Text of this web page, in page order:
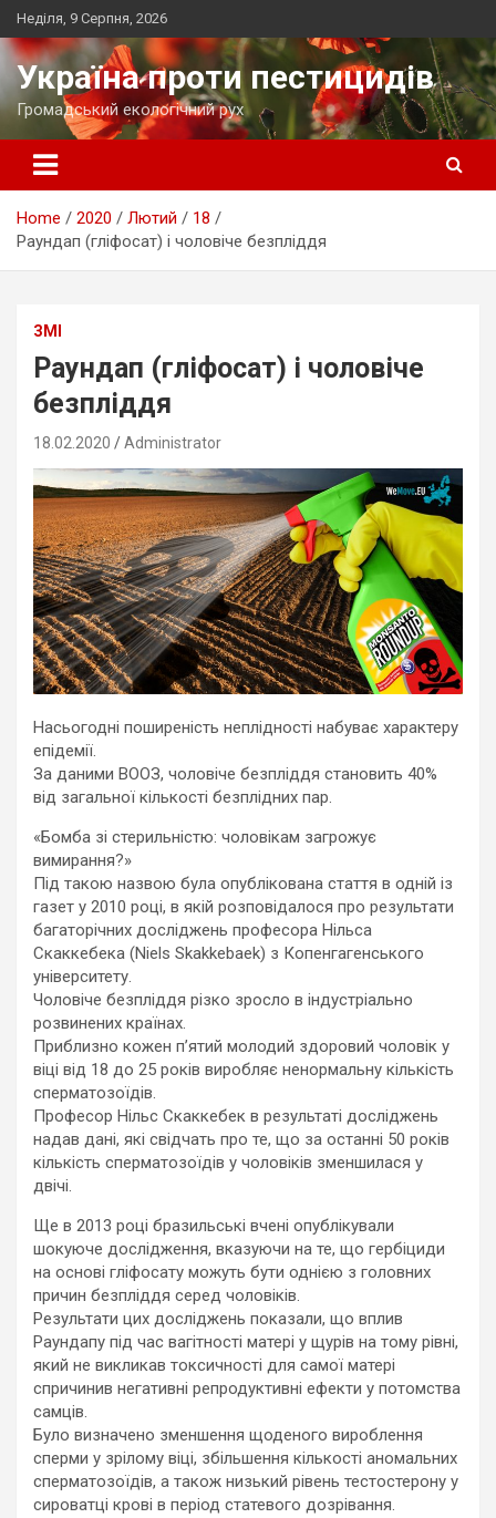
Skip
to
content
Неділя, 9 Серпня, 2026
Україна проти пестицидів
Громадський екологічний рух
Home 2020 Лютий
18
Раундап (гліфосат) і чоловіче безпліддя
ЗМІ
Раундап (гліфосат) і чоловіче
безпліддя
18.02.2020 Administrator
Насьогодні поширеність неплідності набуває характеру
епідемії.
За даними ВООЗ, чоловіче безпліддя становить 40%
від загальної кількості безплідних пар.
«Бомба зі стерильністю: чоловікам загрожує
вимирання?»
Під такою назвою була опублікована стаття в одній із
газет у 2010 році, в якій розповідалося про результати
багаторічних досліджень професора Нільса
Скаккебека (Niels Skakkebaek) з Копенгагенського
університету.
Чоловіче безпліддя різко зросло в індустріально
розвинених країнах.
Приблизно кожен п’ятий молодий здоровий чоловік у
віці від 18 до 25 років виробляє ненормальну кількість
сперматозоїдів.
Професор Нільс Скаккебек в результаті досліджень
надав дані, які свідчать про те, що за останні 50 років
кількість сперматозоїдів у чоловіків зменшилася у
двічі.
Ще в 2013 році бразильські вчені опублікували
шокуюче дослідження, вказуючи на те, що гербіциди
на основі гліфосату можуть бути однією з головних
причин безпліддя серед чоловіків.
Результати цих досліджень показали, що вплив
Раундапу під час вагітності матері у щурів на тому рівні,
який не викликав токсичності для самої матері
спричинив негативні репродуктивні ефекти у потомства
самців.
Було визначено зменшення щоденого вироблення
сперми у зрілому віці, збільшення кількості аномальних
сперматозоїдів, а також низький рівень тестостерону у
сироватці крові в період статевого дозрівання.